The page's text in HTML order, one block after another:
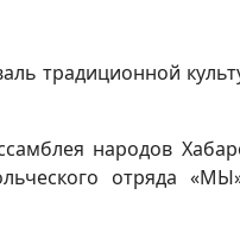
традиционной
народов
отряда